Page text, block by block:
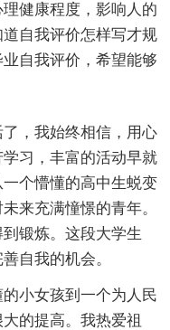
健康程度，影响人的
自我评价怎样写才规
自我评价，希望能够
，我始终相信，用心
习，丰富的活动早就
个懵懂的高中生蜕变
来充满憧憬的青年。
锻炼。这段大学生
自我的机会。
小女孩到一个为人民
的提高。我热爱祖